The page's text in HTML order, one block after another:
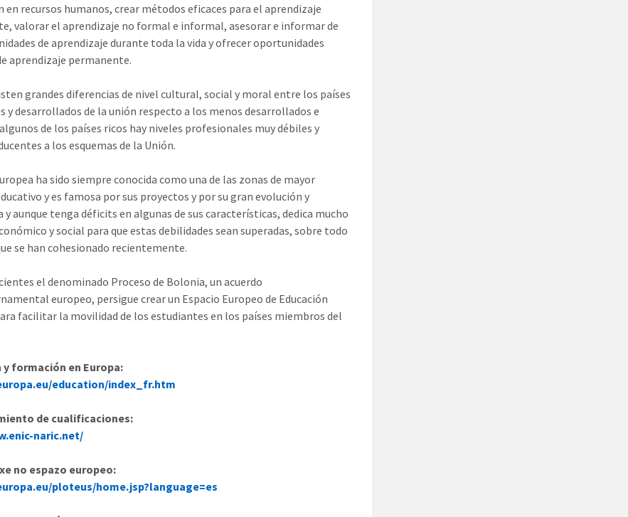
en recursos humanos, crear métodos eficaces para el aprendizaje
valorar el aprendizaje no formal e informal, asesorar e informar de
de aprendizaje durante toda la vida y ofrecer oportunidades
aprendizaje permanente.
grandes diferencias de nivel cultural, social y moral entre los países
y desarrollados de la unión respecto a los menos desarrollados e
de los países ricos hay niveles profesionales muy débiles y
a los esquemas de la Unión.
ha sido siempre conocida como una de las zonas de mayor
y es famosa por sus proyectos y por su gran evolución y
y aunque tenga déficits en algunas de sus características, dedica mucho
y social para que estas debilidades sean superadas, sobre todo
se han cohesionado recientemente.
el denominado Proceso de Bolonia, un acuerdo
europeo, persigue crear un Espacio Europeo de Educación
facilitar la movilidad de los estudiantes en los países miembros del
y formación en Europa:
education/index_fr.htm
de cualificaciones:
naric.net/
no espazo europeo:
ploteus/home.jsp?language=es